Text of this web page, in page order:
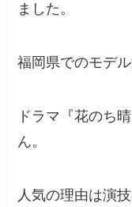
ました。
福岡県でのモデ
ドラマ『花のち
ん。
人気の理由は演